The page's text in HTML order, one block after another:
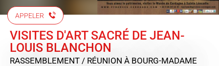
APPELER
VISITES D'ART SACRÉ DE JEAN-
LOUIS BLANCHON
RASSEMBLEMENT / RÉUNION À BOURG-MADAME